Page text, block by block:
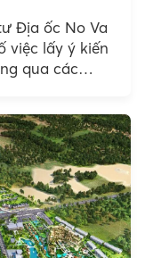
Địa ốc No Va
việc lấy ý kiến
qua các